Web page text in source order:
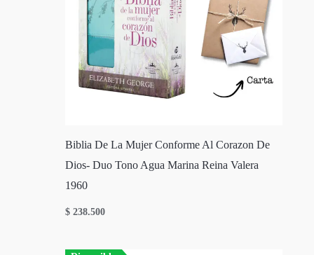
Biblia De La Mujer Conforme Al Corazon De
Dios- Duo Tono Agua Marina Reina Valera
1960
$ 238.500